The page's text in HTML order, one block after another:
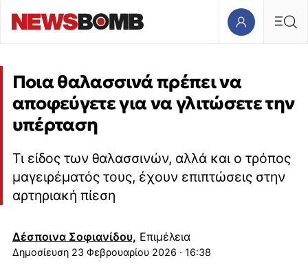
Ποια θαλασσινά πρέπει να
αποφεύγετε για να γλιτώσετε την
υπέρταση
Τι είδος των θαλασσινών, αλλά και ο τρόπος
μαγειρέματός τους, έχουν επιπτώσεις στην
αρτηριακή πίεση
Δέσποινα Σοφιανίδου, Επιμέλεια
23 Φεβρουαρίου 2026 · 16:38